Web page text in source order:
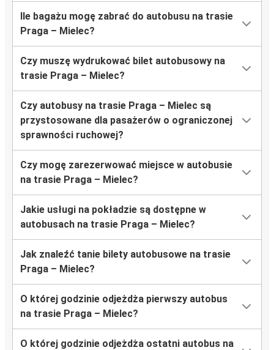
Ile bagażu mogę zabrać do autobusu na trasie
Praga – Mielec?
Czy muszę wydrukować bilet autobusowy na
trasie Praga – Mielec?
Czy autobusy na trasie Praga – Mielec są
przystosowane dla pasażerów o ograniczonej
sprawności ruchowej?
Czy mogę zarezerwować miejsce w autobusie
na trasie Praga – Mielec?
Jakie usługi na pokładzie są dostępne w
autobusach na trasie Praga – Mielec?
Jak znaleźć tanie bilety autobusowe na trasie
Praga – Mielec?
O której godzinie odjeżdża pierwszy autobus
na trasie Praga – Mielec?
O której godzinie odjeżdża ostatni autobus na